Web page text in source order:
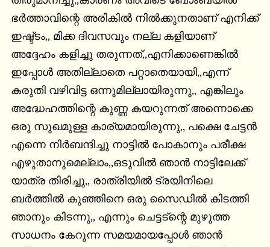
ഭര്‍ത്താവിന്റെ അരികില്‍ നില്‍ക്കുനതാണ് എനിക്ക്
ഇഷ്ട്ടം,, മിക്ക ദിവസവും നല്ല കളിയാണ്
അദ്ദേഹം കളിച്ചു തരുന്നത്,,എനിക്കാണെങ്കില്‍
ഇപ്പോള്‍ അതില്ലാതെ പറ്റാതെയായി,,എന്ന്
കരുതി വഴിവിട്ട ഒന്നുമില്ലായിരുന്നു,, എങ്കിലും
അദ്ധേഹത്തിന്റെ കുണ്ണ കയറുന്നത് അന്നൊക്കെ
ഒരു സുഖമുള്ള കാര്യമായിരുന്നു,, പക്ഷെ ചേട്ടന്‍
എന്നെ നിര്‍ബന്ദിച്ചു നാട്ടില്‍ പോകാനും പരീക്ഷ
എഴുതാനുമെല്ലാം,,ഒടുവില്‍ ഞാന്‍ നാട്ടിലേക്ക്
യാത്ര തിരിച്ചു,, രാത്രിയില്‍ ട്രയിനിലെ
ബര്‍ത്തില്‍ കുഞ്ഞിനെ ഒരു സൈഡില്‍ കിടത്തി
ഞാനും കിടന്നു,, എന്നും ചെട്ടട്ന്റെ മുഴുത്ത
സാധനം കേറുന്ന സമയമായപ്പോള്‍ ഞാന്‍